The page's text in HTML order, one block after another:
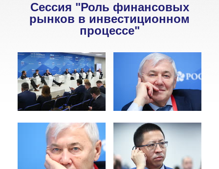
Сессия "Роль финансовых
рынков в инвестиционном
процессе"